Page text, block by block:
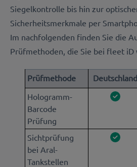
Siegelkontrolle bis hin zur
Sicherheitsmerkmale per
Im nachfolgenden finden Sie die
Prüfmethoden, die Sie bei fleet iD
Prüfmethode Deutschland
Hologramm-
Barcode
Prüfung
Sichtprüfung
bei Aral-
Tankstellen